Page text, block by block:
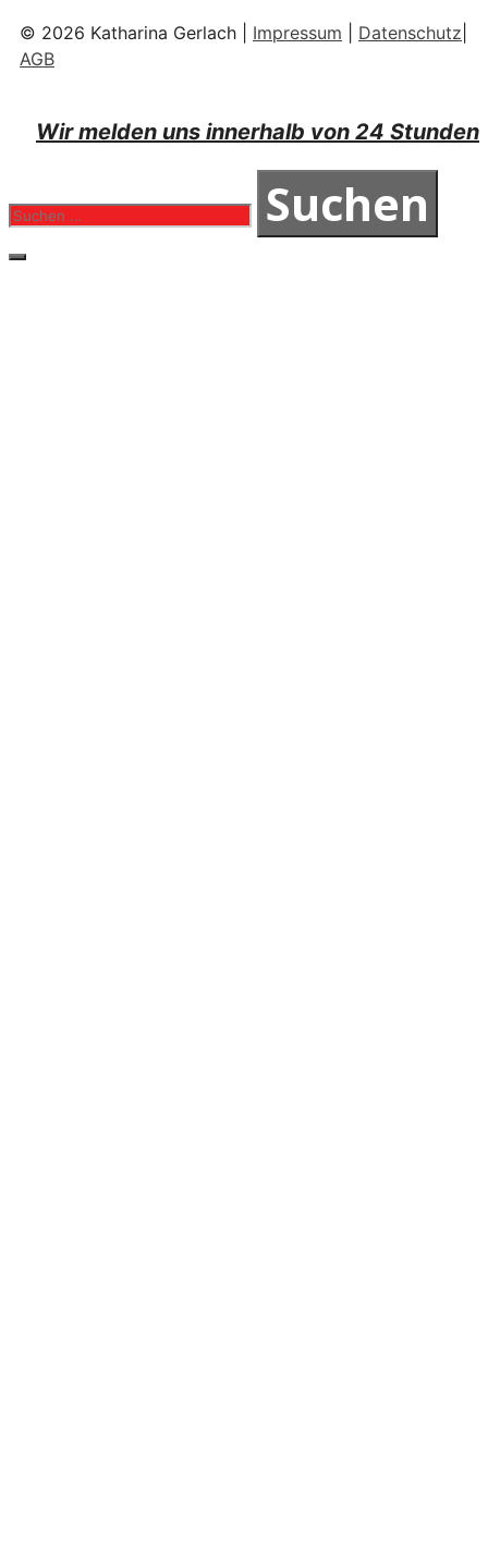
© 2026 Katharina Gerlach | Impressum Datenschutz
AGB
Wir melden uns innerhalb von 24 Stunden
nach: